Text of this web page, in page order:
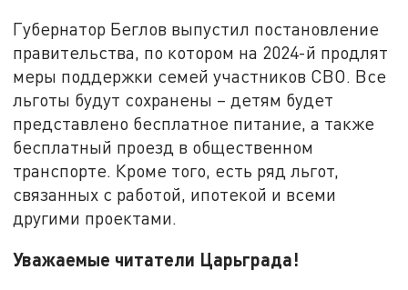
Губернатор Беглов выпустил постановление
правительства, по котором на 2024-й продлят
меры поддержки семей участников СВО. Все
льготы будут сохранены – детям будет
представлено бесплатное питание, а также
бесплатный проезд в общественном
транспорте. Кроме того, есть ряд льгот,
связанных с работой, ипотекой и всеми
другими проектами.
Уважаемые читатели Царьграда!